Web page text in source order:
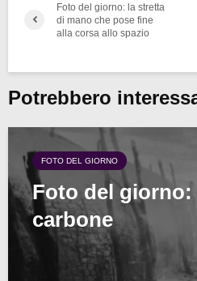
Foto del giorno: la stretta
di mano che pose fine
alla corsa allo spazio
Potrebbero
FOTO DEL GIORNO
Foto del
carbone